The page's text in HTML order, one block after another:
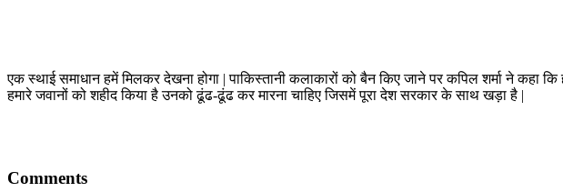
एक स्थाई समाधान हमें मिलकर देखना होगा | पाकिस्तानी कलाकारों को बैन किए जाने पर कपिल शर्मा ने
हमारे जवानों को शहीद किया है उनको ढूंढ-ढूंढ कर मारना चाहिए जिसमें पूरा देश सरकार के साथ खड़ा है |
Comments